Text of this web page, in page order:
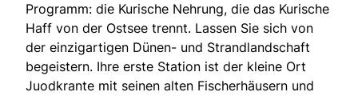
Programm: die Kurische Nehrung, die das Kurische
Haff von der Ostsee trennt. Lassen Sie sich von
der einzigartigen Dünen- und Strandlandschaft
begeistern. Ihre erste Station ist der kleine Ort
Juodkrante mit seinen alten Fischerhäusern und